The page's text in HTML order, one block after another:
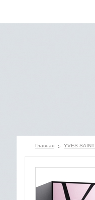
Главная YVES